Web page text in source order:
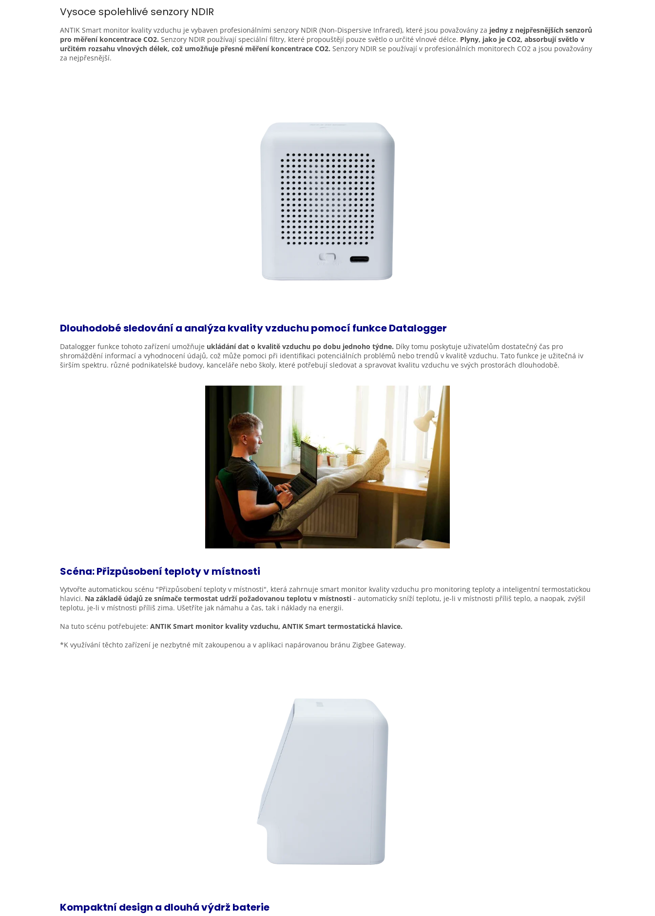
Vysoce spolehlivé senzory NDIR
ANTIK Smart monitor kvality vzduchu je vybaven profesionálními senzory NDIR (Non-Dispersive Infrared), které jsou považovány za jedny z nejpřesnějších senzorů
pro měření koncentrace CO2. Senzory NDIR používají speciální filtry, které propouštějí pouze světlo o určité vlnové délce. Plyny, jako je CO2, absorbují světlo v
určitém rozsahu vlnových délek, což umožňuje přesné měření koncentrace CO2. Senzory NDIR se používají v profesionálních monitorech CO2 a jsou považovány
za nejpřesnější.
Dlouhodobé sledování a analýza kvality vzduchu pomocí funkceDatalogger
Datalogger funkce tohoto zařízení umožňuje ukládání dat o kvalitě vzduchu po dobu jednoho týdne. Díky tomu poskytuje uživatelům dostatečný čas pro
shromáždění informací a vyhodnocení údajů, což může pomoci při identifikaci potenciálních problémů nebo trendů v kvalitě vzduchu. Tato funkce je užitečná iv
širším spektru. různé podnikatelské budovy, kanceláře nebo školy, které potřebují sledovat a spravovat kvalitu vzduchu ve svých prostorách dlouhodobě.
Scéna: Přizpůsobení teploty vmístnosti
Vytvořte automatickou scénu "Přizpůsobení teploty v místnosti", která zahrnuje smart monitor kvality vzduchu pro monitoring teploty a inteligentní termostatickou
hlavici. Na základě údajů ze snímače termostat udrží požadovanou teplotu v místnosti - automaticky sníží teplotu, je-li v místnosti příliš teplo, a naopak, zvýšil
teplotu, je-li v místnosti příliš zima. Ušetříte jak námahu a čas, tak i náklady na energii.
Na tuto scénu potřebujete: ANTIK Smart monitor kvality vzduchu, ANTIK Smart termostatická hlavice.
*K využívání těchto zařízení je nezbytné mít zakoupenou a v aplikaci napárovanou bránu Zigbee Gateway.
Kompaktní design a dlouhá výdrž baterie